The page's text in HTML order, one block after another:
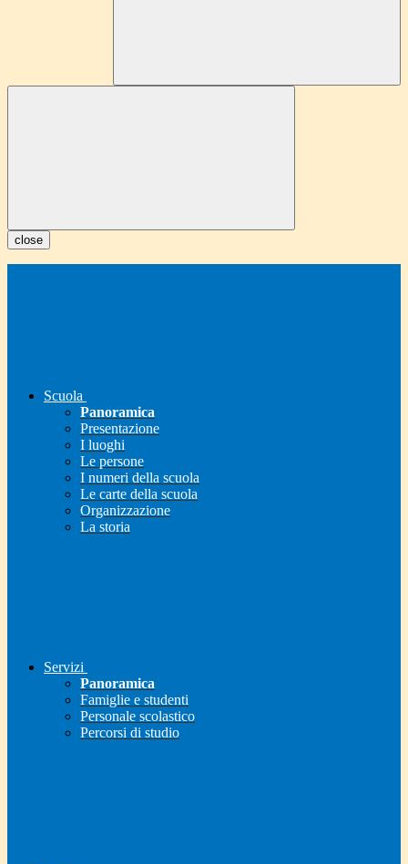
close
Scuola
Panoramica
Presentazione
I luoghi
Le persone
I numeri della scuola
Le carte della scuola
Organizzazione
La storia
Servizi
Panoramica
Famiglie e studenti
Personale scolastico
Percorsi di studio